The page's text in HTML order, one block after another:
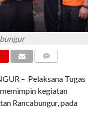
– Pelaksana Tugas
kegiatan
Rancabungur, pada